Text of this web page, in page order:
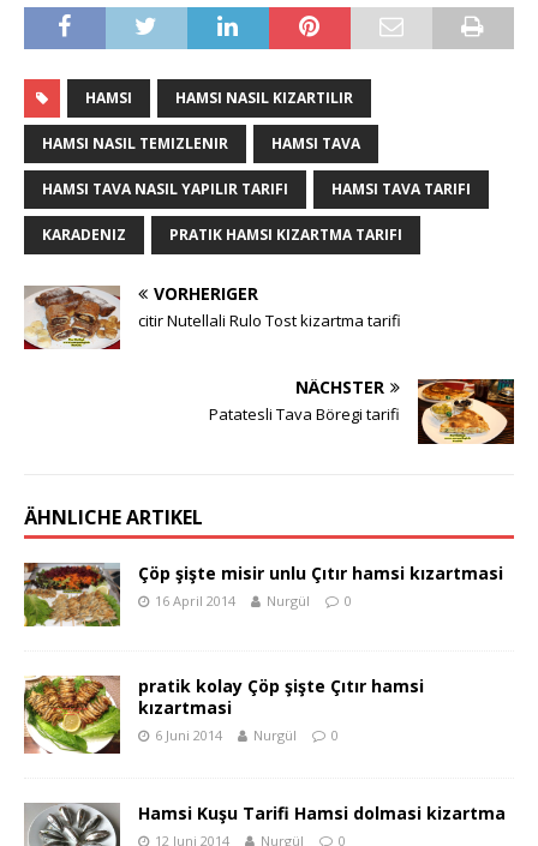
HAMSI HAMSI NASIL KIZARTILIR
HAMSI NASIL TEMIZLENIR HAMSI TAVA
HAMSI TAVA NASIL YAPILIR TARIFI HAMSI TAVA TARIFI
KARADENIZ PRATIK HAMSI KIZARTMA TARIFI
VORHERIGER
citir Nutellali Rulo Tost kizartma tarifi
NÄCHSTER
Patatesli Tava Böregi tarifi
ÄHNLICHE ARTIKEL
Çöp şişte misir unlu Çıtır hamsi kızartmasi
16 April 2014 Nurgül 0
pratik kolay Çöp şişte Çıtır hamsi
kızartmasi
6 Juni 2014 Nurgül 0
Hamsi Kuşu Tarifi Hamsi dolmasi kizartma
12 Juni 2014 Nurgül 0